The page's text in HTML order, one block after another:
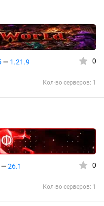
— 1.21.9 0
Кол-во серверов: 1
— 26.1 0
Кол-во серверов: 1